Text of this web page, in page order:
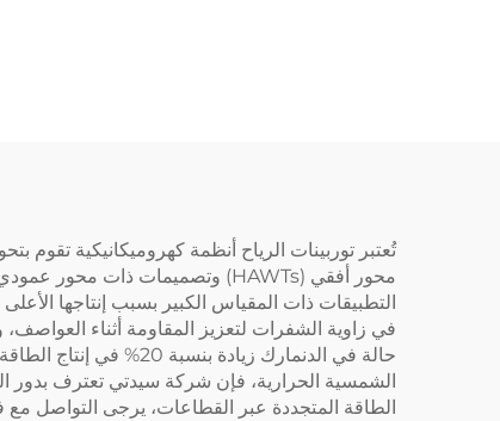
تُعتبر توربينات الرياح أنظمة كهروميكانيكية تقوم
في زاوية الشفرات لتعزيز المقاومة أثناء العواصف،
حالة في الدنمارك
الشمسية الحرارية، فإن شركة سيدتي تعترف بدور
الطاقة المتجددة عبر القطاعات، يرجى التواصل